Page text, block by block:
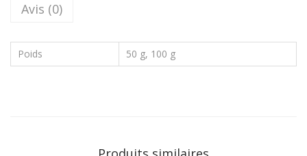
Avis (0)
Poids 50 g, 100 g